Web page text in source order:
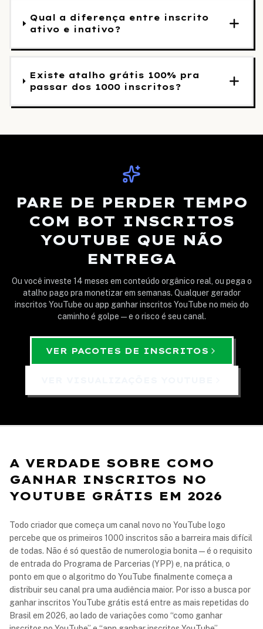
Qual a diferença entre inscrito
ativo e inativo?
Existe atalho grátis 100% pra
passar dos 1000 inscritos?
PARE DE PERDER TEMPO
COM BOT INSCRITOS
YOUTUBE QUE NÃO
ENTREGA
Ou você investe 14 meses em conteúdo orgânico real, ou pega o
atalho pago pra monetizar em semanas. Qualquer gerador
inscritos YouTube ou app ganhar inscritos YouTube no meio do
caminho é golpe — e o risco é seu canal.
VER PACOTES DE INSCRITOS
A VERDADE SOBRE COMO
GANHAR INSCRITOS NO
YOUTUBE GRÁTIS EM 2026
Todo criador que começa um canal novo no YouTube logo
percebe que os primeiros 1000 inscritos são a barreira mais difícil
de todas. Não é só questão de numerologia bonita — é o requisito
de entrada do Programa de Parcerias (YPP) e, na prática, o
ponto em que o algoritmo do YouTube finalmente começa a
distribuir seu canal pra uma audiência maior. Por isso a busca por
ganhar inscritos YouTube grátis está entre as mais repetidas do
Brasil em 2026, ao lado de variações como “como ganhar